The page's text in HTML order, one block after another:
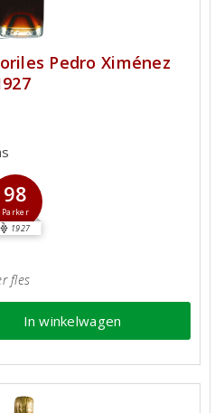
Pedro Ximénez
98
Parker
1927
fles
In winkelwagen